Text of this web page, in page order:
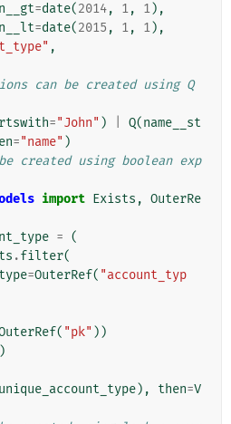
=date(2014, 1, 1),
=date(2015 , 1, 1),
,
can be created using Q
="John" ) Q(name__st
="name" )
created using boolean exp
import Exists , OuterRe
= (
.filter(
=OuterRef( "account_typ
( "pk" ))
)
), then=V